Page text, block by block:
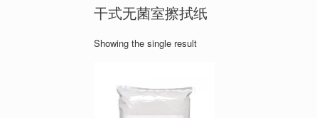
干式无菌室擦拭纸
Showing the single result